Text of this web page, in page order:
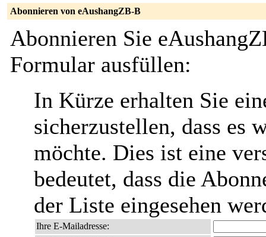
Abonnieren von eAushangZB-B
Abonnieren Sie
Formular ausfüllen:
In Kürze erhalten Sie
sicherzustellen, dass es
möchte. Dies ist eine
bedeutet, dass die
der Liste eingesehen
Ihre E-Mailadresse: